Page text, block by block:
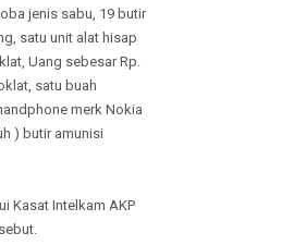
jenis sabu, 19 butir
satu unit alat hisap
Uang sebesar Rp.
satu buah
merk Nokia
) butir amunisi
Kasat Intelkam AKP